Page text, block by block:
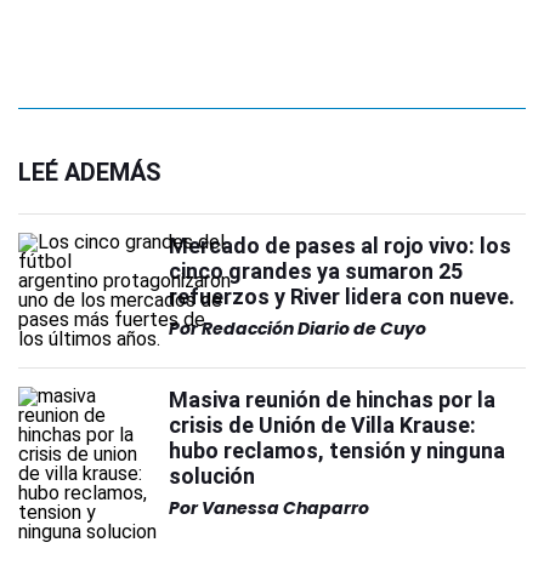
LEÉ ADEMÁS
Mercado de pases al rojo vivo: los
cinco grandes ya sumaron 25
refuerzos y River lidera con nueve.
PorRedacción Diario de Cuyo
Masiva reunión de hinchas por la
crisis de Unión de Villa Krause:
hubo reclamos, tensión y ninguna
solución
Por Vanessa Chaparro